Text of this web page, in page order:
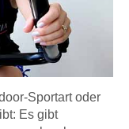
Sportart oder
Es gibt